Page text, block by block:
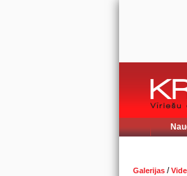
Galerijas /